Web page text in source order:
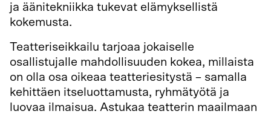
ja äänitekniikka tukevat elämyksellistä
kokemusta.
Teatteriseikkailu tarjoaa jokaiselle
osallistujalle mahdollisuuden kokea, millaista
on olla osa oikeaa teatteriesitystä – samalla
kehittäen itseluottamusta, ryhmätyötä ja
luovaa ilmaisua. Astukaa teatterin maailmaan